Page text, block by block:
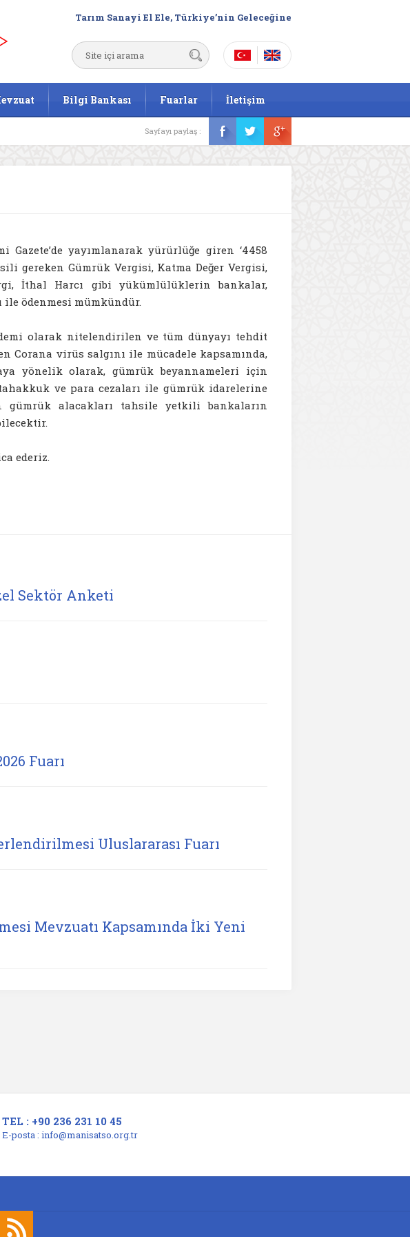
Tarım Sanayi El Ele, Türkiye’nin Geleceğine
Bilgi Bankası Fuarlar İletişim
Sayfayı paylaş :
Gazete’de yayımlanarak yürürlüğe giren ‘4458
gereken Gümrük Vergisi, Katma Değer Vergisi,
İthal Harcı gibi yükümlülüklerin bankalar,
ile ödenmesi mümkündür.
olarak nitelendirilen ve tüm dünyayı tehdit
Corana virüs salgını ile mücadele kapsamında,
yönelik olarak, gümrük beyannameleri için
ve para cezaları ile gümrük idarelerine
gümrük alacakları tahsile yetkili bankaların
ederiz.
Sektör Anketi
Fuarı
Uluslararası Fuarı
Mevzuatı Kapsamında İki Yeni
TEL : +90 236 231 10 45
E-posta : info@manisatso.org.tr